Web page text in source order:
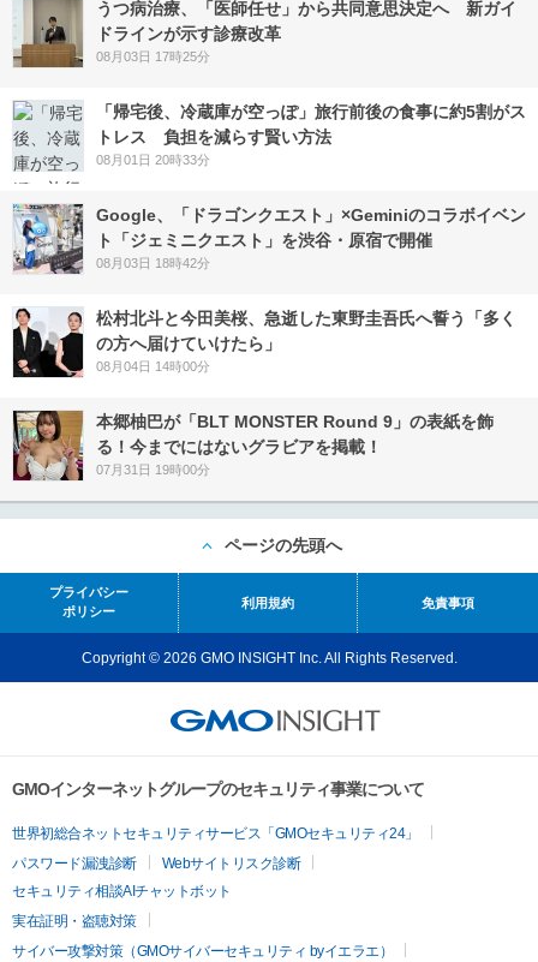
うつ病治療、「医師任せ」から共同意思決定へ 新ガイ
ドラインが示す診療改革
08月03日 17時25分
「帰宅後、冷蔵庫が空っぽ」旅行前後の食事に約5割がス
トレス 負担を減らす賢い方法
08月01日 20時33分
Google、「ドラゴンクエスト」×Geminiのコラボイベン
ト「ジェミニクエスト」を渋谷・原宿で開催
08月03日 18時42分
松村北斗と今田美桜、急逝した東野圭吾氏へ誓う「多く
の方へ届けていけたら」
08月04日 14時00分
本郷柚巴が「BLT MONSTER Round 9」の表紙を飾
る！今までにはないグラビアを掲載！
07月31日 19時00分
ページの先頭へ
プライバシー
ポリシー
利用規約 免責事項
Copyright © 2026 GMO INSIGHT Inc. All Rights Reserved.
GMOインターネットグループのセキュリティ事業について
世界初総合ネットセキュリティサービス「GMOセキュリティ24」
パスワード漏洩診断
Webサイトリスク診断
セキュリティ相談AIチャットボット
実在証明・盗聴対策
サイバー攻撃対策（GMOサイバーセキュリティ byイエラエ）